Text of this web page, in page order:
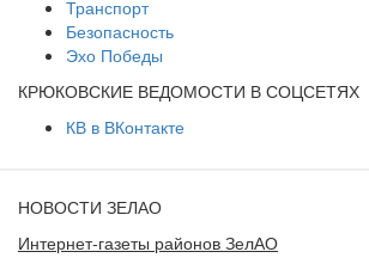
Транспорт
Безопасность
Эхо Победы
КРЮКОВСКИЕ ВЕДОМОСТИ В СОЦСЕТЯХ
КВ в ВКонтакте
НОВОСТИ ЗЕЛАО
Интернет-газеты районов ЗелАО